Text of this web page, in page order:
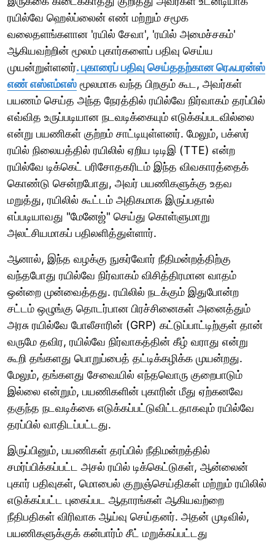
ரயில்வே ஹெல்ப்லைன் எண் மற்றும் சமூக
வலைதளங்களான 'ரயில் சேவா', 'ரயில் அமைச்சகம்'
ஆகியவற்றின் மூலம் புகார்களைப் பதிவு செய்ய
முயன்றுள்ளனர். புகாரைப் பதிவு செய்ததற்கான ரெஃபரன்ஸ்
எண் எஸ்எம்எஸ் மூலமாக வந்த பிறகும் கூட, அவர்கள்
பயணம் செய்த அந்த நேரத்தில் ரயில்வே நிர்வாகம் தரப்பில்
எவ்வித உருப்படியான நடவடிக்கையும் எடுக்கப்படவில்லை
என்று பயணிகள் குற்றம் சாட்டியுள்ளனர். மேலும், பக்ஸர்
ரயில் நிலையத்தில் ரயிலில் ஏறிய டிடிஇ (TTE) என்ற
ரயில்வே டிக்கெட் பரிசோதகரிடம் இந்த விவகாரத்தைக்
கொண்டு சென்றபோது, அவர் பயணிகளுக்கு உதவ
மறுத்து, ரயிலில் கூட்டம் அதிகமாக இருப்பதால்
எப்படியாவது "மேனேஜ்" செய்து கொள்ளுமாறு
அலட்சியமாகப் பதிலளித்துள்ளார்.
ஆனால், இந்த வழக்கு நுகர்வோர் நீதிமன்றத்திற்கு
வந்தபோது ரயில்வே நிர்வாகம் விசித்திரமான வாதம்
ஒன்றை முன்வைத்தது. ரயிலில் நடக்கும் இதுபோன்ற
சட்டம் ஒழுங்கு தொடர்பான பிரச்சினைகள் அனைத்தும்
அரசு ரயில்வே போலீசாரின் (GRP) கட்டுப்பாட்டிற்குள் தான்
வருமே தவிர, ரயில்வே நிர்வாகத்தின் கீழ் வராது என்று
கூறி தங்களது பொறுப்பைத் தட்டிக்கழிக்க முயன்றது.
மேலும், தங்களது சேவையில் எந்தவொரு குறைபாடும்
இல்லை என்றும், பயணிகளின் புகாரின் மீது ஏற்கனவே
தகுந்த நடவடிக்கை எடுக்கப்பட்டுவிட்டதாகவும் ரயில்வே
தரப்பில் வாதிடப்பட்டது.
இருப்பினும், பயணிகள் தரப்பில் நீதிமன்றத்தில்
சமர்ப்பிக்கப்பட்ட அசல் ரயில் டிக்கெட்டுகள், ஆன்லைன்
புகார் பதிவுகள், மொபைல் குறுஞ்செய்திகள் மற்றும் ரயிலில்
எடுக்கப்பட்ட புகைப்பட ஆதாரங்கள் ஆகியவற்றை
நீதிபதிகள் விரிவாக ஆய்வு செய்தனர். அதன் முடிவில்,
பயணிகளுக்குக் கன்பார்ம் சீட் மறுக்கப்பட்டது